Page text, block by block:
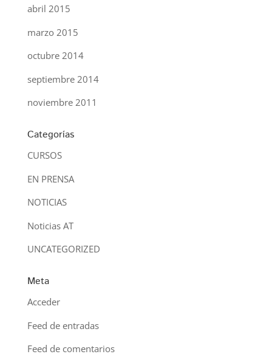
abril 2015
marzo 2015
octubre 2014
septiembre 2014
noviembre 2011
Categorías
CURSOS
EN PRENSA
NOTICIAS
Noticias AT
UNCATEGORIZED
Meta
Acceder
Feed de entradas
Feed de comentarios